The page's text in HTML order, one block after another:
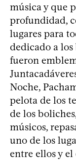
música y que
profundidad,
lugares para
dedicado a
fueron
Noche,
pelota de los
de los
músicos,
uno de los
entre ellos y